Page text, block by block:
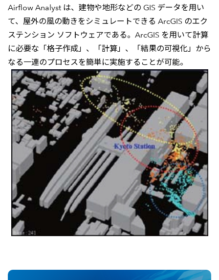
Airflow Analyst は、建物や地形などの GIS データを用い
て、屋外の風の動きをシミュレートできる ArcGIS のエク
ステンション ソフトウェアである。ArcGIS を用いて計算
に必要な「格子作成」、「計算」、「結果の可視化」から
なる一連のプロセスを簡単に実施することが可能。